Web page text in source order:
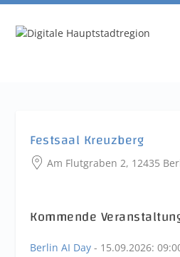
Festsaal Kreuzberg
Am Flutgraben 2, 12435
Kommende
Berlin AI Day - 15.09.2026: